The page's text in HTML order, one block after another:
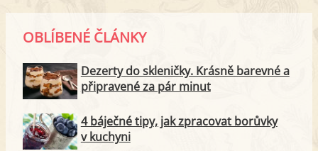
OBLÍBENÉ ČLÁNKY
Dezerty do skleničky. Krásně barevné a
připravené za pár minut
4 báječné tipy, jak zpracovat borůvky
v kuchyni